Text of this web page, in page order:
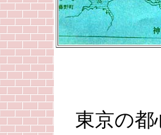
東京の都